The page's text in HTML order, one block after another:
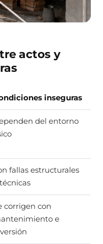
actos y
inseguras
del entorno
fallas estructurales
corrigen con
e